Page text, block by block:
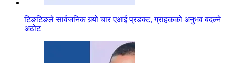
टिङटिङले सार्वजनिक गर्‍यो चार एआई प्रडक्ट, ग्राहकको अनुभव बदल्ने
अठोट